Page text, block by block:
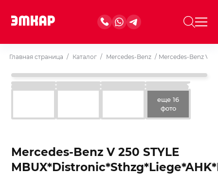
Главная страница / Каталог / Mercedes-Benz / Mercedes-Benz V
еще 16
фото
Mercedes-Benz V 250 STYLE